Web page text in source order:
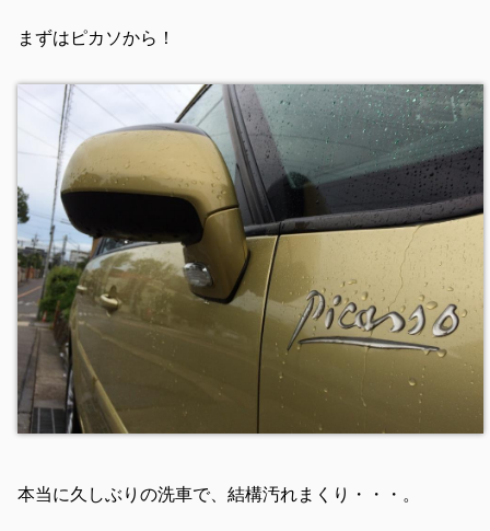
まずはピカソから！
本当に久しぶりの洗車で、結構汚れまくり・・・。